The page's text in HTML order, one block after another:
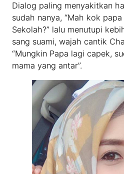
Dialog paling menyakitkan
sudah nanya, “Mah kok
Sekolah?” lalu menutupi
sang suami, wajah cantik
“Mungkin Papa lagi capek,
mama yang antar”.